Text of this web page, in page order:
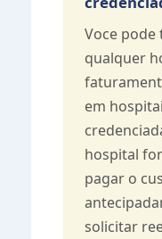
Voce pode
qualquer
em
hospital
pagar o
solicitar